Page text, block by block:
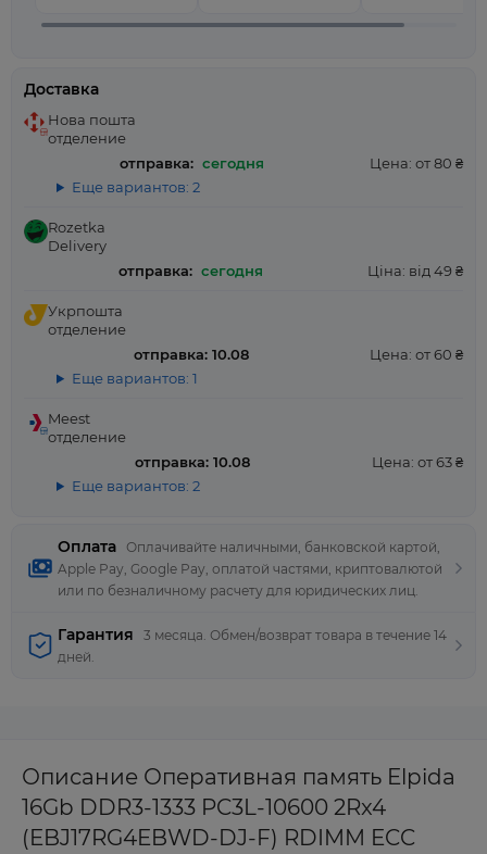
Оплата
Оплачивайте наличными, банковской картой,
Apple Pay, Google Pay, оплатой частями, криптовалютой
или по безналичному расчету для юридических лиц.
Доставка
Нова пошта
отделение
отправка: сегодня
Цена: от 80 ₴
Еще вариантов: 2
Rozetka
Delivery
отправка: сегодня Ціна: від 49 ₴
Укрпошта
отделение
отправка: 10.08
Цена: от 60 ₴
Еще вариантов: 1
Meest
отделение
отправка: 10.08
Цена: от 63 ₴
Еще вариантов: 2
Гарантия
3 месяца. Обмен/возврат товара в течение 14
дней.
Описание Оперативная память Elpida
16Gb DDR3-1333 PC3L-10600 2Rx4
(EBJ17RG4EBWD-DJ-F) RDIMM ECC